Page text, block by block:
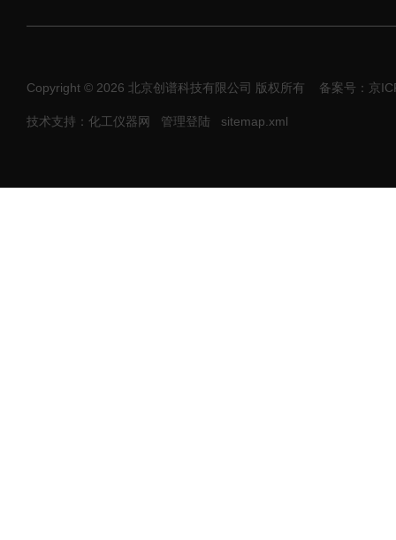
Copyright © 2026 北京创谱科技有限公司 版权所有 备案号：京
技术支持：化工仪器网 管理登陆 sitemap.xml